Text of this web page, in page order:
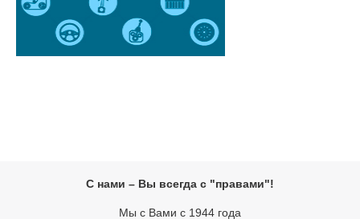
С нами – Вы всегда с "правами"!
Мы с Вами с 1944 года